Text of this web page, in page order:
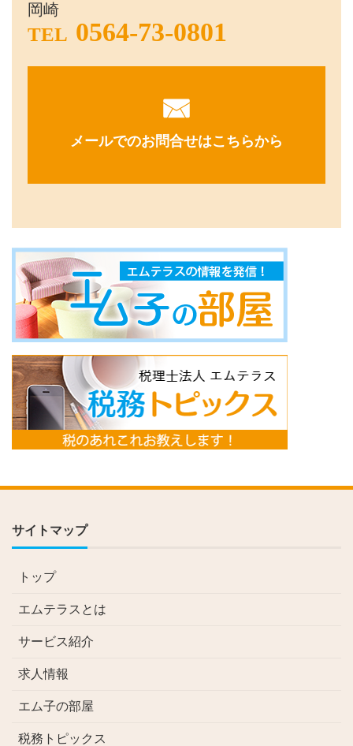
岡崎
TEL 0564-73-0801
メールでのお問合せはこちらから
サイトマップ
トップ
エムテラスとは
サービス紹介
求人情報
エム子の部屋
税務トピックス